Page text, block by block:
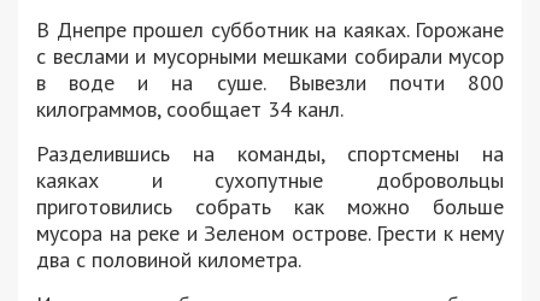
В Днепре прошел субботник на каяках. Горожане
с веслами и мусорными мешками собирали мусор
в воде и на суше. Вывезли почти 800
килограммов, сообщает 34 канл.
Разделившись на команды, спортсмены на
каяках и сухопутные добровольцы
приготовились собрать как можно больше
мусора на реке и Зеленом острове. Грести к нему
два с половиной километра.